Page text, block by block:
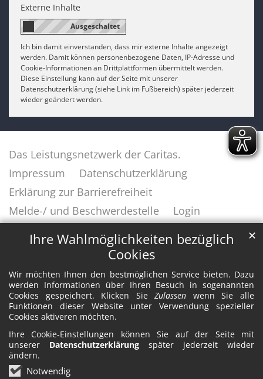
Ihre Wahlmöglichkeiten bezüglich
Cookies
Wir möchten Ihnen den bestmöglichen Service bieten. Dazu
werden Informationen über Ihren Besuch in sogenannten
Cookies gespeichert. Klicken SieZulassen wenn Sie alle
Funktionen dieser Website unter Verwendung spezieller
Cookies aktiveren möchten.
Ihre Cookie-Einstellungen können Sie auf der Seite mit
unserer Datenschutzerklärung später jederzeit wieder
ändern.
Notwendig
✕
Externe Inhalte
Ich bin damit einverstanden, dass mir externe Inhalte angezeigt
werden. Damit können personenbezogene Daten, IP-Adresse und
Cookie-Informationen an Drittplattformen übermittelt werden.
Diese Einstellung kann auf der Seite mit unserer
Datenschutzerklärung (siehe Link im Fußbereich) später jederzeit
wieder geändert werden.
Das Leistungsnetzwerk der Caritas.
Impressum
Datenschutzerklärung
Erklärung zur Barrierefreiheit
Melde-/ und Beschwerdestelle
Login